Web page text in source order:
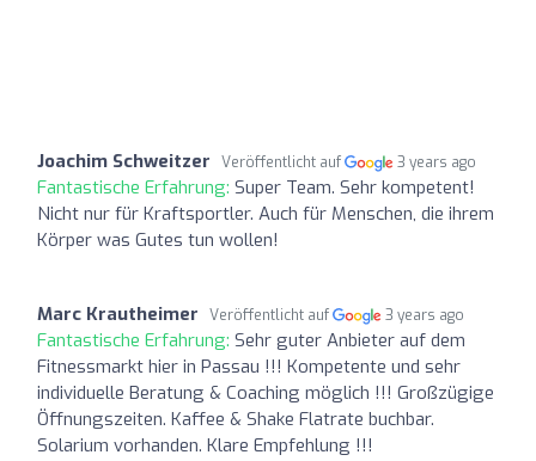
Joachim Schweitzer Veröffentlicht auf 3 years ago
Fantastische Erfahrung: Super Team. Sehr kompetent!
Nicht nur für Kraftsportler. Auch für Menschen, die ihrem
Körper was Gutes tun wollen!
Marc Krautheimer Veröffentlicht auf 3 years ago
Fantastische Erfahrung: Sehr guter Anbieter auf dem
Fitnessmarkt hier in Passau !!! Kompetente und sehr
individuelle Beratung & Coaching möglich !!! Großzügige
Öffnungszeiten. Kaffee & Shake Flatrate buchbar.
Solarium vorhanden. Klare Empfehlung !!!